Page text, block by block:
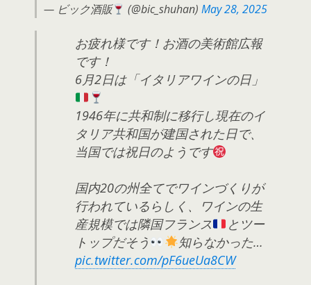
— ビック酒販 (@bic_shuhan)May 28, 2025
お疲れ様です！お酒の美術館広報
です！
6月2日は「イタリアワインの日」
1946年に共和制に移行し現在のイ
タリア共和国が建国された日で、
当国では祝日のようです
国内20の州全てでワインづくりが
行われているらしく、ワインの生
産規模では隣国フランス
とツー
トップだそう
知らなかった…
pic.twitter.com/pF6ueUa8CW